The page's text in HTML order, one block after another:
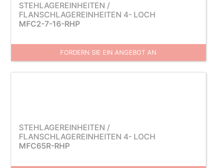
STEHLAGEREINHEITEN /
FLANSCHLAGEREINHEITEN 4- LOCH
MFC2-7-16-RHP
FORDERN SIE EIN ANGEBOT AN
STEHLAGEREINHEITEN /
FLANSCHLAGEREINHEITEN 4- LOCH
MFC65R-RHP